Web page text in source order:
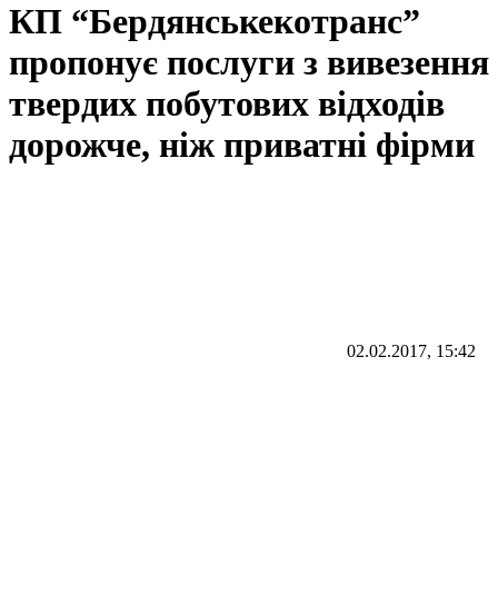
КП “Бердянськекотранс”
пропонує послуги з вивезення
твердих побутових відходів
дорожче, ніж приватні фірми
02.02.2017, 15:42